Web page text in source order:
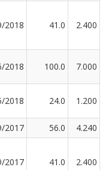
2018 41.0 2.400
2018 100.0 7.000
2018 24.0 1.200
2017 56.0
4.240
2017 41.0 2.400